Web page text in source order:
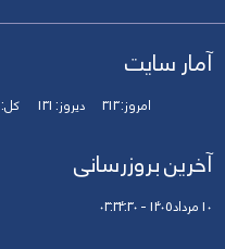
آمار سایت
امروز:313 دیروز:131 کل:
آخرین بروزرسانی
10 مرداد 1405 - 03:34:30